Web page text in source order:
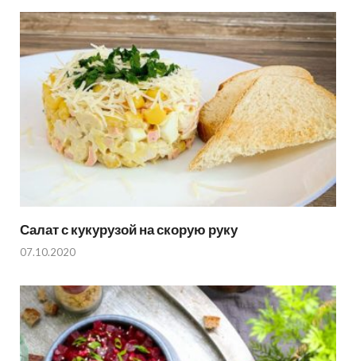
Салат с кукурузой на скорую руку
07.10.2020